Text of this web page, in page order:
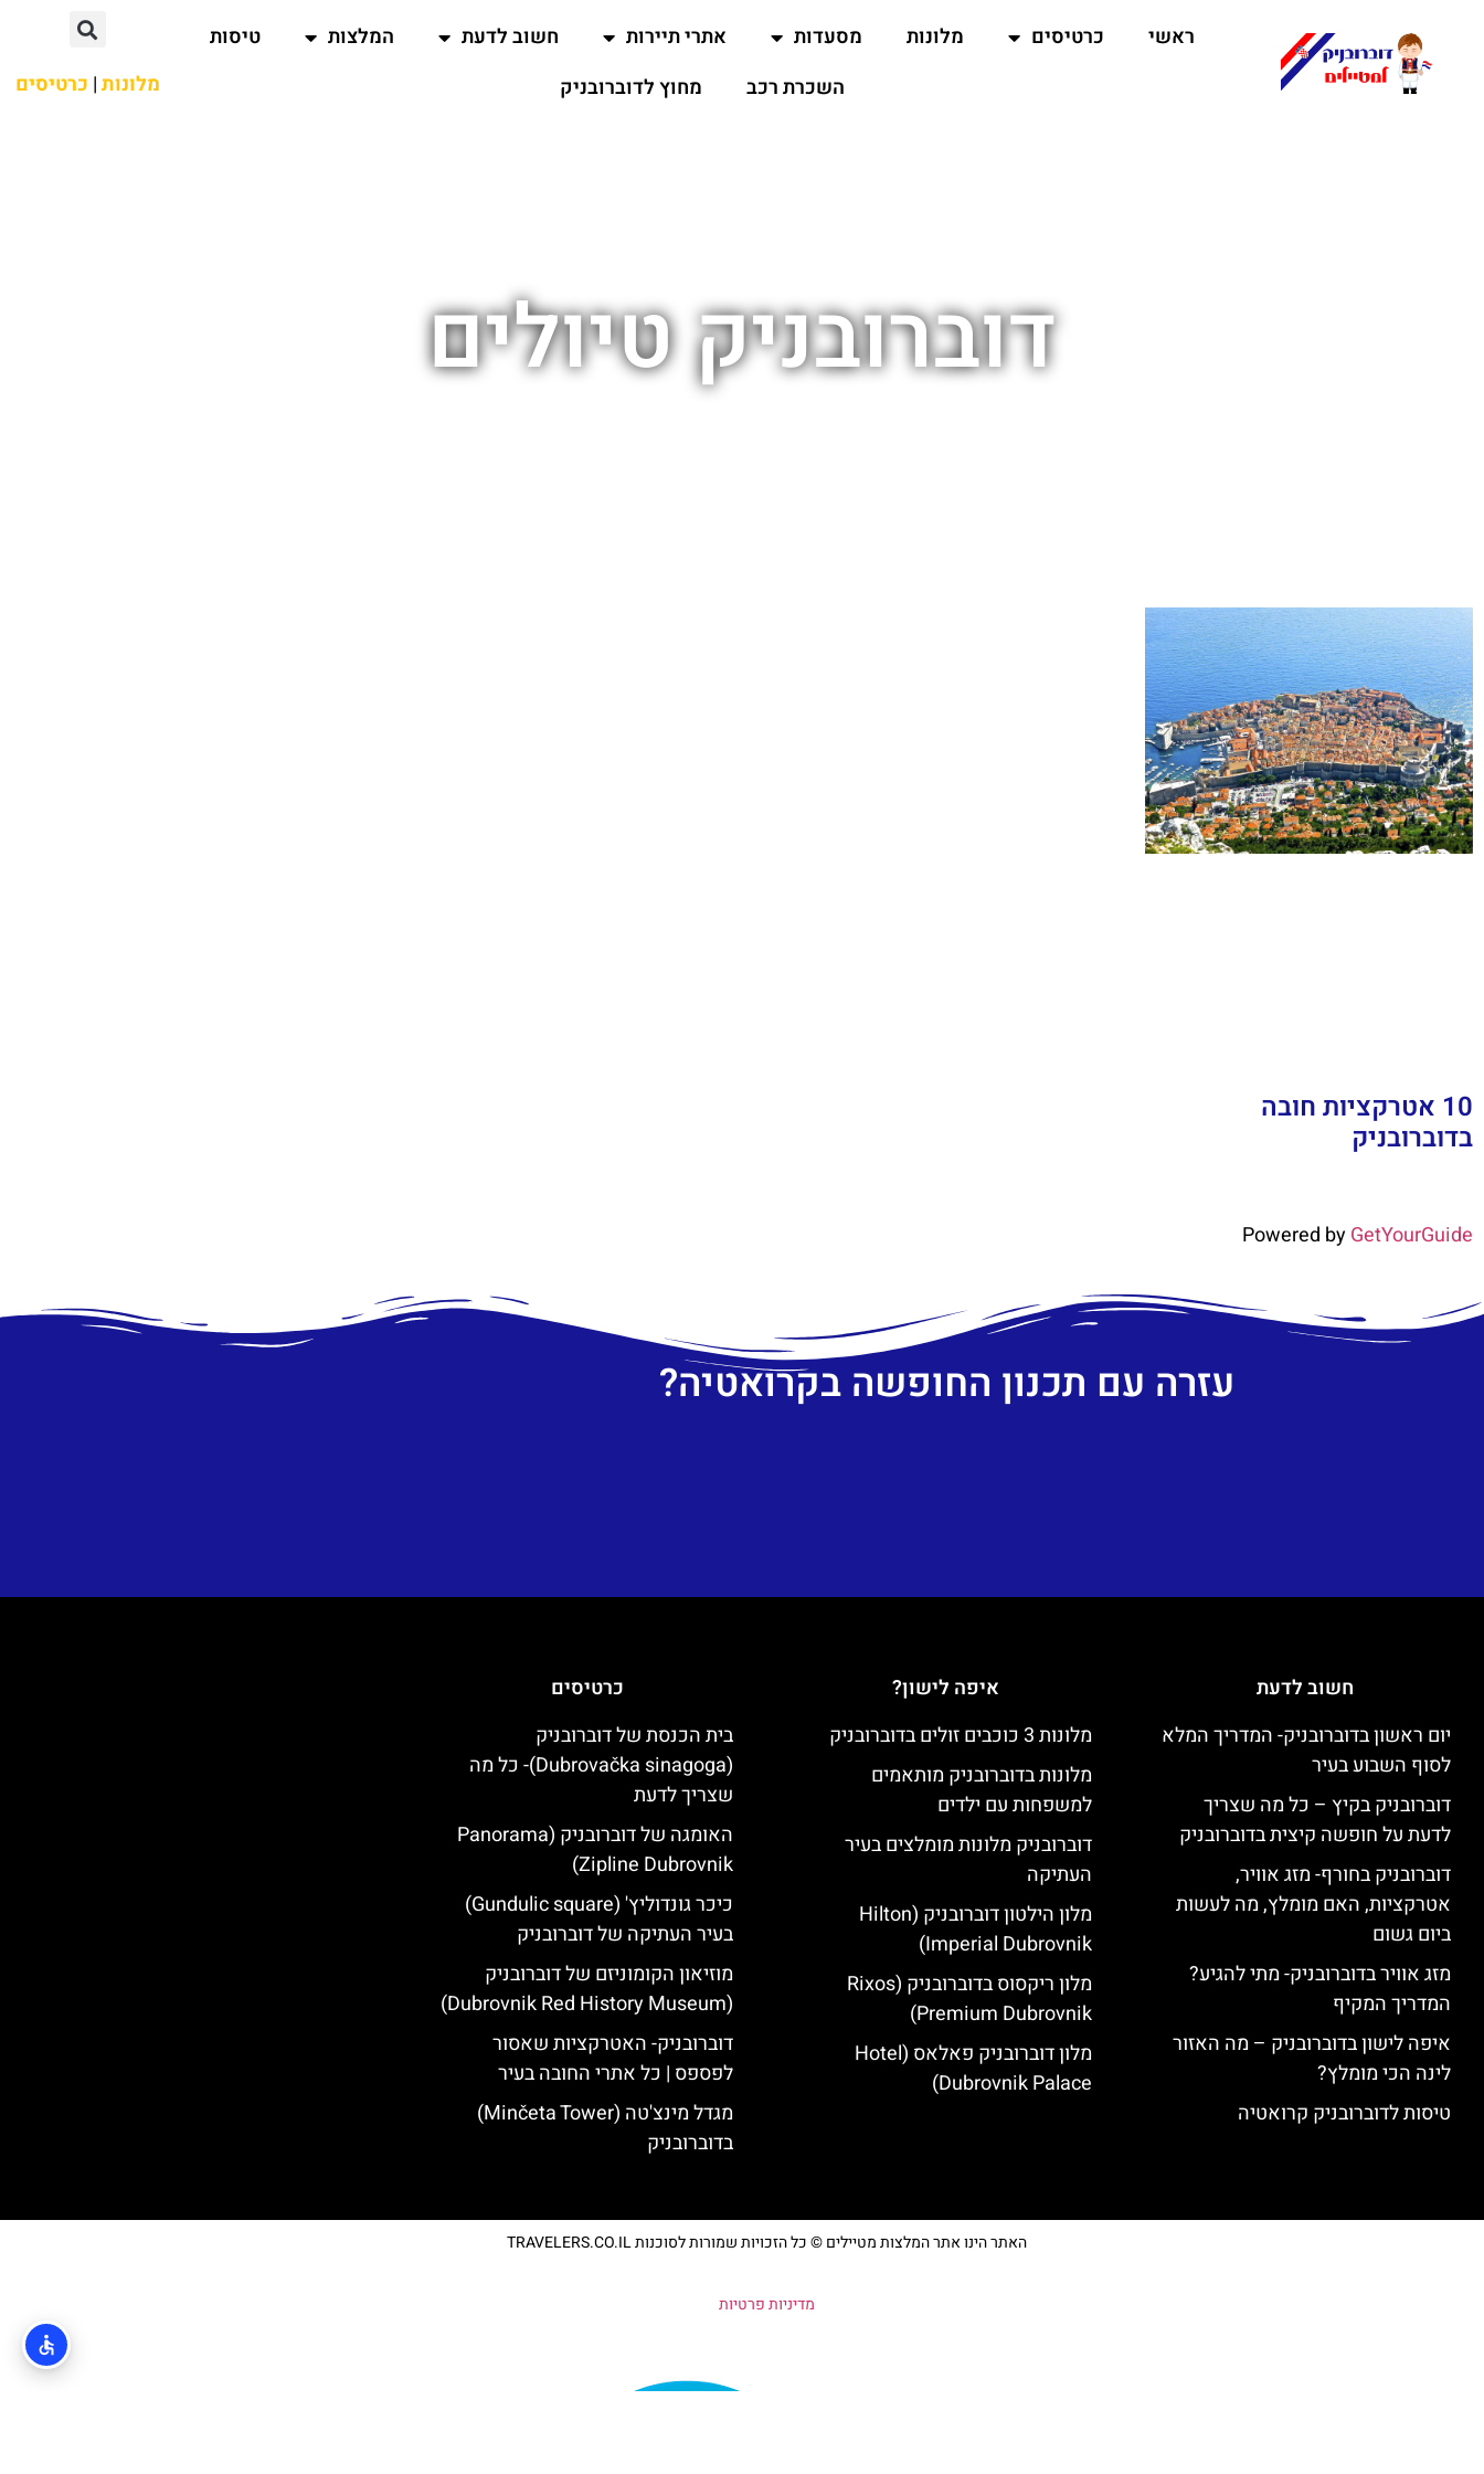
ראשי כרטיסים מלונות מסעדות אתרי תיירות חשוב לדעת המלצות
טיסות
השכרת רכב
מחוץ לדוברובניק מלונות| כרטיסים
דוברובניק טיולים
10 אטרקציות חובה
בדוברובניק
Powered byGetYourGuide
עזרה עם תכנון החופשה בקרואטיה?
חשוב לדעת
יום ראשון בדוברובניק- המדריך המלא
לסוף השבוע בעיר
דוברובניק בקיץ – כל מה שצריך
לדעת על חופשה קיצית בדוברובניק
דוברובניק בחורף- מזג אוויר,
אטרקציות, האם מומלץ, מה לעשות
ביום גשום
מזג אוויר בדוברובניק- מתי להגיע?
המדריך המקיף
איפה לישון בדוברובניק – מה האזור
לינה הכי מומלץ?
טיסות לדוברובניק קרואטיה
איפה לישון?
מלונות 3 כוכבים זולים בדוברובניק
מלונות בדוברובניק מותאמים
למשפחות עם ילדים
דוברובניק מלונות מומלצים בעיר
העתיקה
מלון הילטון דוברובניק (Hilton
Imperial Dubrovnik)
מלון ריקסוס בדוברובניק (Rixos
Premium Dubrovnik)
מלון דוברובניק פאלאס (Hotel
Dubrovnik Palace)
כרטיסים
בית הכנסת של דוברובניק
(Dubrovačka sinagoga)- כל מה
שצריך לדעת
האומגה של דוברובניק (Panorama
Zipline Dubrovnik)
כיכר גונדוליץ' (Gundulic square)
בעיר העתיקה של דוברובניק
מוזיאון הקומוניזם של דוברובניק
(Dubrovnik Red History Museum)
דוברובניק- האטרקציות שאסור
לפספס | כל אתרי החובה בעיר
מגדל מינצ'טה (Minčeta Tower)
בדוברובניק
האתר הינו אתר המלצות מטיילים © כל הזכויות שמורות לסוכנות TRAVELERS.CO.IL
מדיניות פרטיות